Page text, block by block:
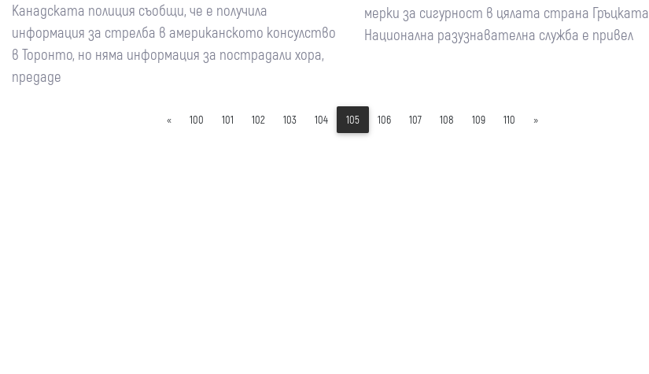
Канадската полиция съобщи, че е получила
информация за стрелба в американското консулство
в Торонто, но няма информация за пострадали хора,
предаде
мерки за сигурност в цялата страна Гръцката
Национална разузнавателна служба е привел
« 100 101 102 103 104 105 106 107 108 109 110 »